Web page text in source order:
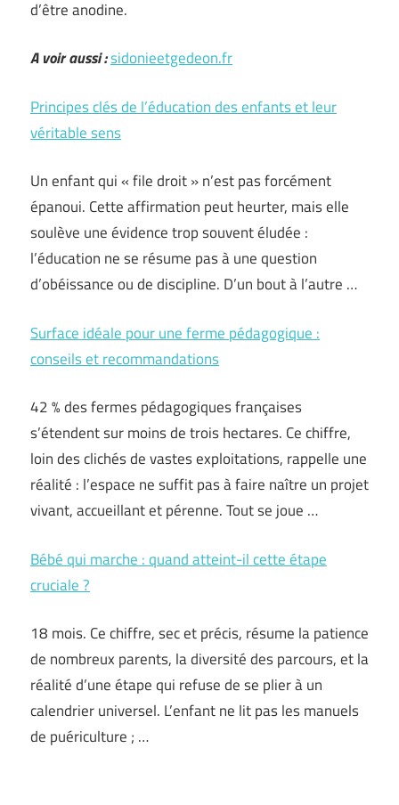
d’être anodine.
A voir aussi :sidonieetgedeon.fr
Principes clés de l’éducation des enfants et leur
véritable sens
Un enfant qui « file droit » n’est pas forcément
épanoui. Cette affirmation peut heurter, mais elle
soulève une évidence trop souvent éludée :
l’éducation ne se résume pas à une question
d’obéissance ou de discipline. D’un bout à l’autre …
Surface idéale pour une ferme pédagogique :
conseils et recommandations
42 % des fermes pédagogiques françaises
s’étendent sur moins de trois hectares. Ce chiffre,
loin des clichés de vastes exploitations, rappelle une
réalité : l’espace ne suffit pas à faire naître un projet
vivant, accueillant et pérenne. Tout se joue …
Bébé qui marche : quand atteint-il cette étape
cruciale ?
18 mois. Ce chiffre, sec et précis, résume la patience
de nombreux parents, la diversité des parcours, et la
réalité d’une étape qui refuse de se plier à un
calendrier universel. L’enfant ne lit pas les manuels
de puériculture ; …